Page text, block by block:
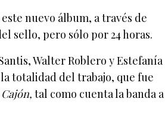
nuevo álbum, a través de
sello, pero sólo por 24 horas.
Walter Roblero y Estefanía
totalidad del trabajo, que fue
Cajón, tal como cuenta la banda a